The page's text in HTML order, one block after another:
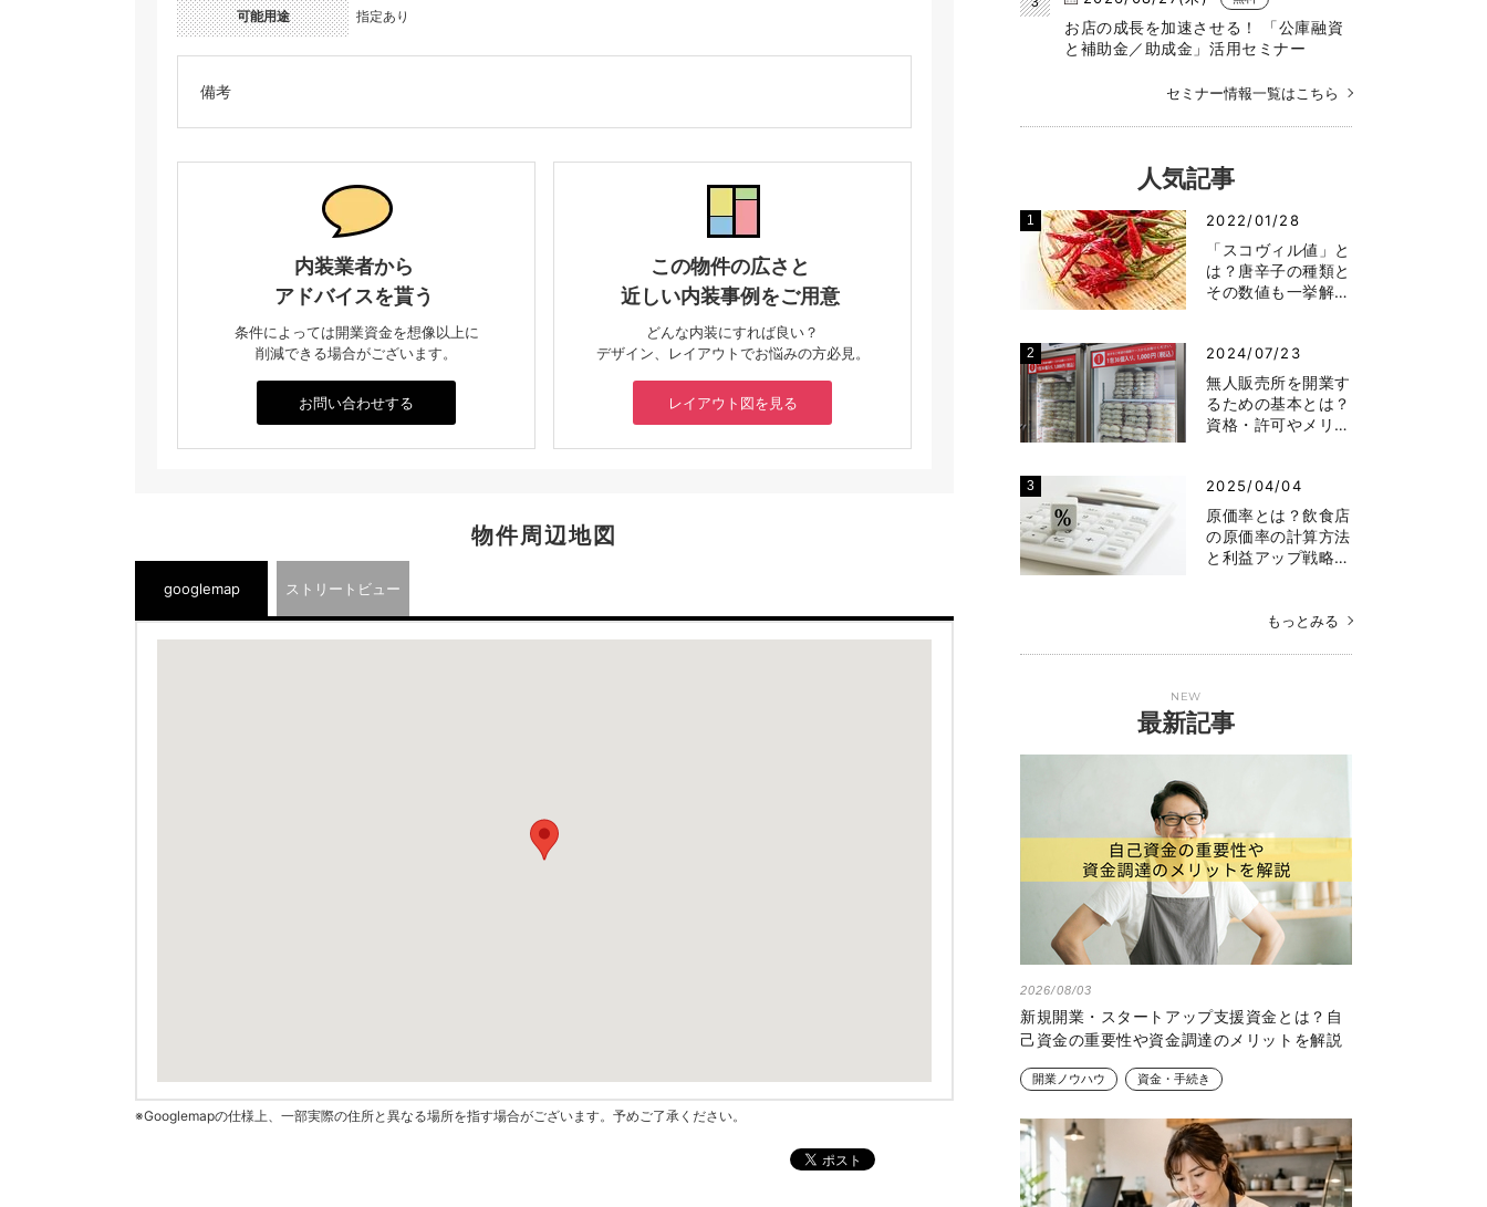
可能用途 指定あり
備考
内装業者から
アドバイスを貰う
条件によっては開業資金を想像以上に
削減できる場合がございます。
お問い合わせする
この物件の広さと
近しい内装事例をご用意
どんな内装にすれば良い？
デザイン、レイアウトでお悩みの方必見。
レイアウト図を見る
物件周辺地図
googlemap ストリートビュー
※Googlemapの仕様上、一部実際の住所と異なる場所を指す場合がございます。予めご了承ください。
お店の成長を加速させる！ 「公庫融資
と補助金／助成金」活用セミナー
セミナー情報一覧はこちら
人気記事
2022/01/28
「スコヴィル値」と
は？唐辛子の種類と
その数値も一挙解…
2024/07/23
無人販売所を開業す
るための基本とは？
資格・許可やメリ…
2025/04/04
原価率とは？飲食店
の原価率の計算方法
と利益アップ戦略…
もっとみる
NEW
最新記事
2026/08/03
新規開業・スタートアップ支援資金とは？自
己資金の重要性や資金調達のメリットを解説
開業ノウハウ 資金・手続き